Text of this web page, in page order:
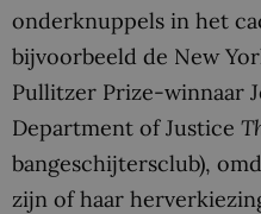
onderknuppels in het
bijvoorbeeld de New
Pullitzer Prize-winnaar
Department of Justice
bangeschijtersclub),
zijn of haar